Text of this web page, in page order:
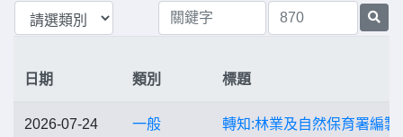
日期 類別 標題
2026-07-24 一般
轉知:林業及自然保育署編製